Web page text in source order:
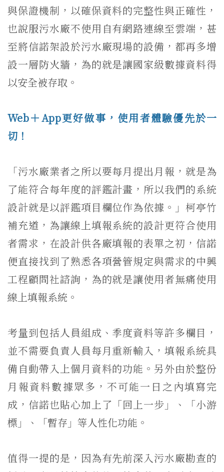
與保證機制，以確保資料的完整性與正確性，
也說服污水廠不使用自有網路連線至雲端，甚
至將信諾架設於污水廠現場的設備，都再多增
設一層防火牆，為的就是讓國家級數據資料得
以安全被存取。
Web＋App更好做事，使用者體驗優先於一
切！
「污水廠業者之所以要每月提出月報，就是為
了能符合每年度的評鑑計畫，所以我們的系統
設計就是以評鑑項目欄位作為依據。」柯亭竹
補充道，為讓線上填報系統的設計更符合使用
者需求，在設計供各廠填報的表單之初，信諾
便直接找到了熟悉各項營管規定與需求的中興
工程顧問社諮詢，為的就是讓使用者無痛使用
線上填報系統。
考量到包括人員組成、季度資料等許多欄目，
並不需要負責人員每月重新輸入，填報系統具
備自動帶入上個月資料的功能。另外由於整份
月報資料數據眾多，不可能一日之內填寫完
成，信諾也貼心加上了「回上一步」、「小游
標」、「暫存」等人性化功能。
值得一提的是，因為有先前深入污水廠勘查的